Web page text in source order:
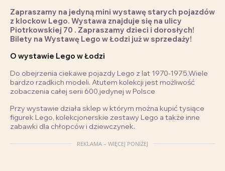
Zapraszamy na jedyną mini wystawę starych pojazdów
z klockow Lego. Wystawa znajduje się na ulicy
Piotrkowskiej 70 . Zapraszamy dzieci i dorosłych!
Bilety na Wystawę Lego w Łodzi już w sprzedaży!
O wystawie Lego w Łodzi
Do obejrzenia ciekawe pojazdy Lego z lat 1970-1975.Wiele
bardzo rzadkich modeli. Atutem kolekcji jest możliwość
zobaczenia całej serii 600,jedynej w Polsce
Przy wystawie działa sklep w którym można kupić tysiące
figurek Lego, kolekcjonerskie zestawy Lego a także inne
zabawki dla chłopców i dziewczynek.
REKLAMA – WIĘCEJ PONIŻEJ